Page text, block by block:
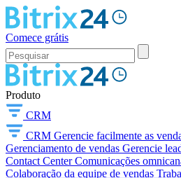
Comece grátis
Produto
CRM
CRM Gerencie facilmente as
Gerenciamento de vendas Gerencie
Contact Center Comunicações
Colaboração da equipe de vendas